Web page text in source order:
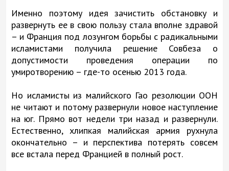
Именно поэтому идея зачистить обстановку и
развернуть ее в свою пользу стала вполне здравой
– и Франция под лозунгом борьбы с радикальными
исламистами получила решение Совбеза о
допустимости проведения операции по
умиротворению – где-то осенью 2013 года.
Но исламисты из малийского Гао резолюции ООН
не читают и потому развернули новое наступление
на юг. Прямо вот недели три назад и развернули.
Естественно, хлипкая малийская армия рухнула
окончательно – и перспектива потерять совсем
все встала перед Францией в полный рост.